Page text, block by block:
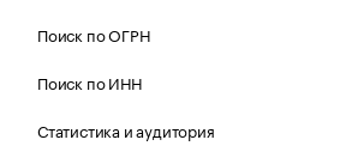
Поиск по ОГРН
Поиск по ИНН
Статистика и аудитория